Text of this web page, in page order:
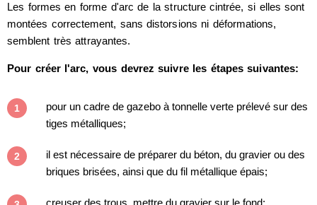
Les formes en forme d'arc de la structure cintrée, si elles sont
montées correctement, sans distorsions ni déformations,
semblent très attrayantes.
Pour créer l'arc, vous devrez suivre les étapes suivantes:
pour un cadre de gazebo à tonnelle verte prélevé sur des
tiges métalliques;
il est nécessaire de préparer du béton, du gravier ou des
briques brisées, ainsi que du fil métallique épais;